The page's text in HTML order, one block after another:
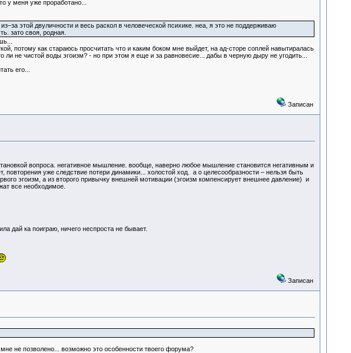
у меня уже проработано...
этой двуличности и весь раскол в человеческой психике. неа, я это не поддерживаю
зато своя, родная.
потому как стараюсь просчитать что и каким боком мне выйдет, на ад-сторе соплей навытиралась
не чистой воды эгоизм? - но при этом я еще и за равновесие... дабы в черную дыру не угодить...
его...
Записан
вопроса. негативное мышление. вообще, наверно любое мышление становится негативным и
уже следствие потери динамики... холостой ход. а о целесообразности – нельзя быть
эгоизм, а из второго привычку внешней мотивации (эгоизм компенсирует внешнее давление) и
все необходимое.
дай ка поиграю, ничего неспроста не бывает.
Записан
не позволено... возможно это особенности твоего форума?